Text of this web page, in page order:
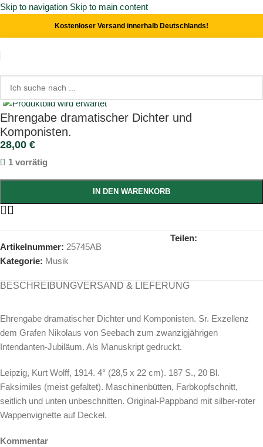
Skip to navigation Skip to main content
Kostenloser Versand innerhalb Deutschlands!
Start/ MusikClick to enlarge
Ehrengabe dramatischer Dichter und
Komponisten.
28,00 €
1 vorrätig
IN DEN WARENKORB
Artikelnummer: 25745AB
Kategorie: Musik
Teilen:
BESCHREIBUNGVERSAND & LIEFERUNG
Ehrengabe dramatischer Dichter und Komponisten. Sr. Exzellenz
dem Grafen Nikolaus von Seebach zum zwanzigjährigen
Intendanten-Jubiläum. Als Manuskript gedruckt.
Leipzig, Kurt Wolff, 1914. 4° (28,5 x 22 cm). 187 S., 20 Bl.
Faksimiles (meist gefaltet). Maschinenbütten, Farbkopfschnitt,
seitlich und unten unbeschnitten. Original-Pappband mit silber-roter
Wappenvignette auf Deckel.
Kommentar